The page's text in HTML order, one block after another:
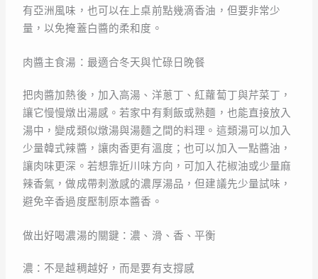
有亞洲風味，也可以在上桌前點幾滴香油，但要非常少
量，以免掩蓋白醬的柔和度。
肉醬主食湯：最適合冬天與忙碌日晚餐
把肉醬加熱後，加入高湯、洋蔥丁、紅蘿蔔丁與芹菜丁，
讓它慢慢燉出湯感。若家中有剩飯或熟麵，也能直接放入
湯中，變成類似燉湯與湯麵之間的料理。這類湯可以加入
少量韓式辣醬，讓肉香更有溫度；也可以加入一點醬油，
讓肉味更深。若想靠近川味方向，可加入花椒油或少量麻
辣香氣，做成帶刺激感的濃厚湯品，但建議先少量試味，
避免辛香過度壓制原本醬香。
做出好喝濃湯的關鍵：濃、滑、香、平衡
濃：不是越稠越好，而是要有支撐感